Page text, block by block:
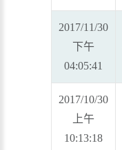
2017/11/30
下午
04:05:41
2017/10/30
上午
10:13:18